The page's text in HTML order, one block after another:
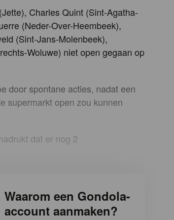
Charles Quint (Sint-Agatha-
(Neder-Over-Heembeek),
(Sint-Jans-Molenbeek),
Woluwe) niet open gegaan op
door spontane acties, nadat een
supermarkt open zou kunnen
dat er nog 2
Waarom een Gondola-
account aanmaken?